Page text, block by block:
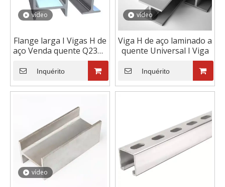
vídeo
Flange larga I Vigas H de
aço Venda quente Q235b
Viga H de aço carbono
estrutural Preço por Kg
Inquérito
vídeo
Viga H de aço laminado a
quente Universal I Viga
Inquérito
vídeo